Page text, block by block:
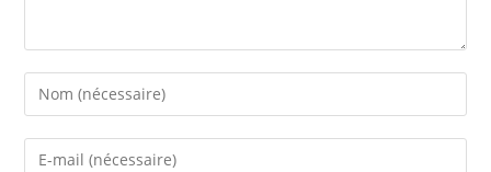
Enter
your
name
Enter